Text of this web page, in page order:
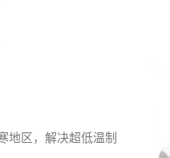
地区，解决超低温制